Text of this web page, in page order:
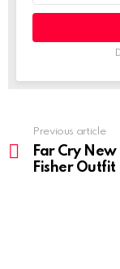
more
Previous article
Far Cry
Fisher Outfit